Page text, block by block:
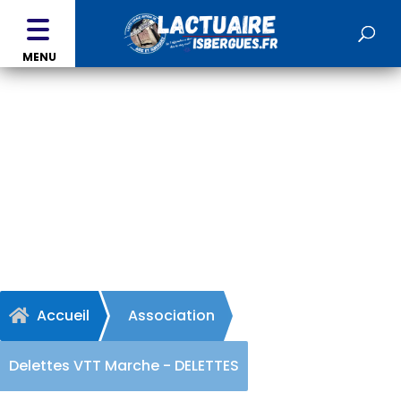
MENU
 Accueil Association
Delettes VTT Marche - DELETTES